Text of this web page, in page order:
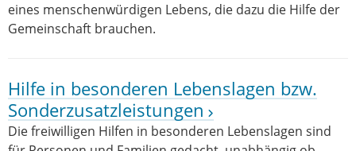
eines menschenwürdigen Lebens, die dazu die Hilfe der
Gemeinschaft brauchen.
Hilfe in besonderen Lebenslagen bzw.
Sonderzusatzleistungen
Die freiwilligen Hilfen in besonderen Lebenslagen sind